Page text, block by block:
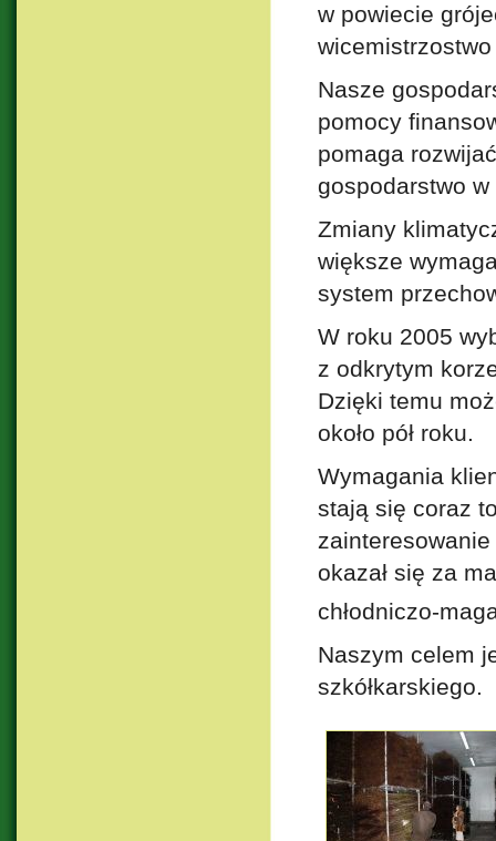
w powiecie
Nasze
pomocy
pomaga
gospodarstwo
Zmiany
większe
system
W roku 2005
z odkrytym
Dzięki temu
około pół roku.
Wymagania
stają się coraz
okazał się za
chłodniczo-
Naszym celem
szkółkarskiego.